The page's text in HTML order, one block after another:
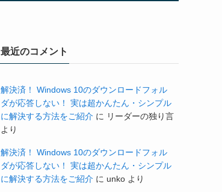
最近のコメント
解決済！ Windows 10のダウンロードフォル
ダが応答しない！ 実は超かんたん・シンプル
に解決する方法をご紹介 に リーダーの独り言
より
解決済！ Windows 10のダウンロードフォル
ダが応答しない！ 実は超かんたん・シンプル
に解決する方法をご紹介 に unko より